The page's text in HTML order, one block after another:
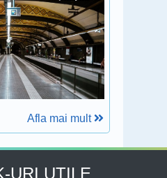
Afla mai mult
URI UTILE